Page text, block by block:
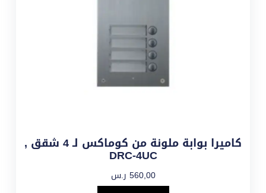
كاميرا بوابة ملونة من كوماكس لـ 4 شقق ,
DRC-4UC
560,00 ر.س